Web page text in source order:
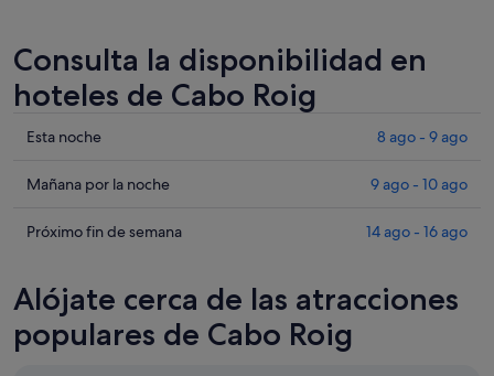
Consulta la disponibilidad en
hoteles de Cabo Roig
Comprueba
precios
Cabo
esta
noche,
8
Esta noche 8 ago - 9 ago
Comprueba
precios
Roig
para
mañana
Mañana por la noche 9 ago - 10 ago
Comprueba
en
Cabo
Roig
Próximo fin de semana 14 ago - 16 ago
Alójate cerca de las atracciones
populares de Cabo Roig